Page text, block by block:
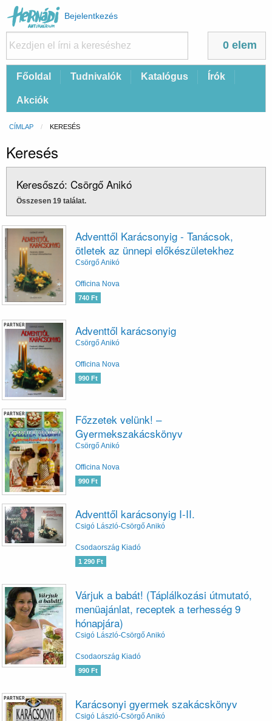
Felhasználói
fiók
menüje
Bejelentkezés
0 elem
FőFőoldal Tudnivalók Katalógus Írók
Akciók
Morzsa
CÍMLAP CURRENT:
KERESÉS
Keresés
Keresőszó: Csörgő Anikó
Összesen 19 találat.
Adventtől Karácsonyig - Tanácsok,
ötletek az ünnepi előkészületekhez
Csörgő Anikó
Officina Nova
740 Ft
PARTNER Adventtől karácsonyig
Csörgő Anikó
Officina Nova
990 Ft
PARTNER
Főzzetek velünk! –
Gyermekszakácskönyv
Csörgő Anikó
Officina Nova
990 Ft
Adventtől karácsonyig I-II.
Csigó László-Csörgő Anikó
Csodaország Kiadó
1 290 Ft
Várjuk a babát! (Táplálkozási útmutató,
menüajánlat, receptek a terhesség 9
hónapjára)
Csigó László-Csörgő Anikó
Csodaország Kiadó
990 Ft
PARTNER Karácsonyi gyermek szakácskönyv
Csigó László-Csörgő Anikó